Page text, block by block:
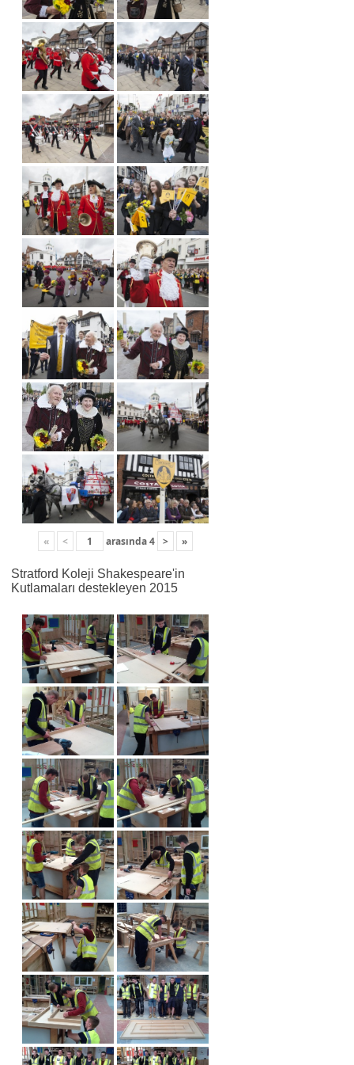
« < arasında4 > »
Stratford Koleji Shakespeare'in
Kutlamaları destekleyen 2015